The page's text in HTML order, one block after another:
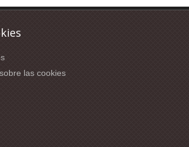
las cookies